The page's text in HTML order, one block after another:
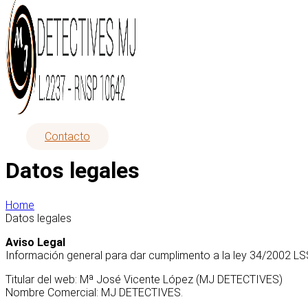
Contacto
Datos legales
Home
Datos legales
Aviso Legal
Información general para dar cumplimento a la ley 34/2002
Titular del web: Mª José Vicente López (MJ DETECTIVES)
Nombre Comercial: MJ DETECTIVES.